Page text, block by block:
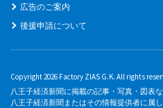
広告のご案内
後援申請について
Copyright 2026 Factory ZIAS G.K. All rights
八王子経済新聞に掲載の記事・写真・図表
八王子経済新聞またはその情報提供者に属し